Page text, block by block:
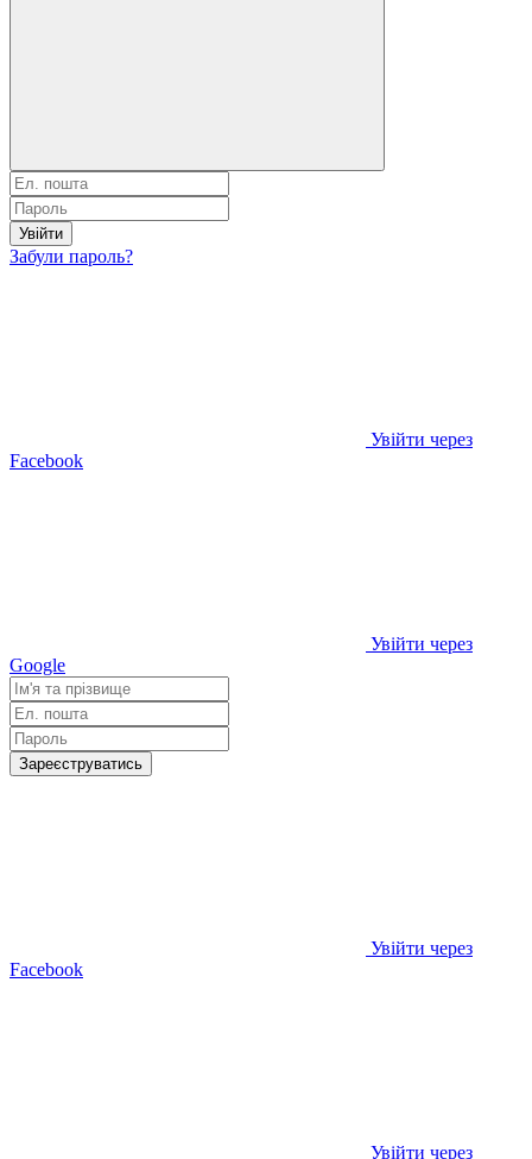
Увійти
Забули пароль?
Увійти через
Facebook
Увійти через
Google
Зареєструватись
Увійти через
Facebook
Увійти через